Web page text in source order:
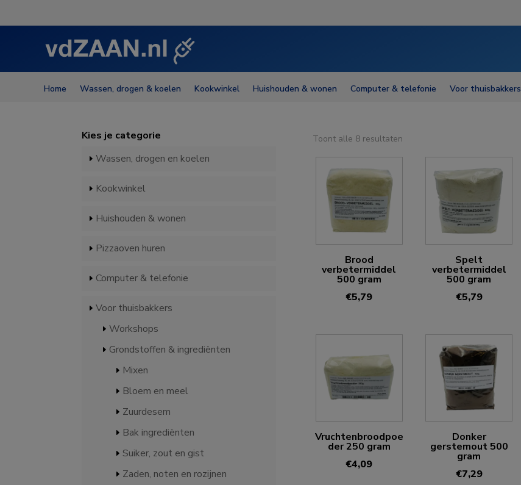
Home Wassen, drogen & koelen Kookwinkel Huishouden & wonen Computer & telefonie Voor thuisbakkers
Kies je categorie
Wassen, drogen en koelen
Kookwinkel
Huishouden & wonen
Pizzaoven huren
Computer & telefonie
Voor thuisbakkers
Workshops
Grondstoffen & ingrediënten
Mixen
Bloem en meel
Zuurdesem
Bak ingrediënten
Suiker, zout en gist
Zaden, noten en rozijnen
Toont alle 8 resultaten
Brood
verbetermiddel
500 gram
€5,79
Spelt
verbetermiddel
500 gram
€5,79
Vruchtenbroodpoe
der 250 gram
€4,09
Donker
gerstemout 500
gram
€7,29